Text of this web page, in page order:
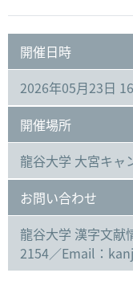
開催日時
2026年05月23日
開催場所
龍谷大学 大宮キャ
お問い合わせ
龍谷大学 漢字文
2154／Email：